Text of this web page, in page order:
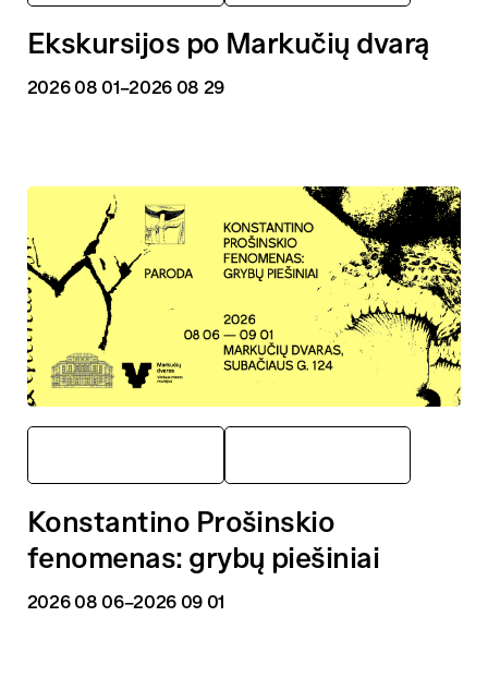
Ekskursijos po Markučių dvarą
2026 08 01–2026 08 29
Konstantino Prošinskio
fenomenas: grybų piešiniai
2026 08 06–2026 09 01